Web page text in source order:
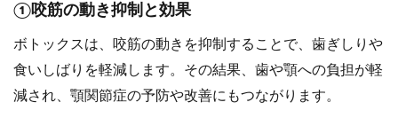
①咬筋の動き抑制と効果
ボトックスは、咬筋の動きを抑制することで、歯ぎしりや
食いしばりを軽減します。その結果、歯や顎への負担が軽
減され、顎関節症の予防や改善にもつながります。